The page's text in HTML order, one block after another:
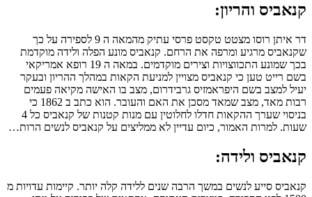
קנאביס והריון:
דר איתן רוסו מצטט טקסט פרסי עתיק מהמאה ה 9 לספירה על כך
שקנאביס מרגיע ומרפה את הרחם. קנאביס מונע הפלה ולידה מוקדמת
בכך שמונע התכווצויות וצירים מוקדמים. במאה ה 19 רופא אמריקאי
בשם רייט טען כי קנאביס מצויין למניעת הקאות במהלך ההריון ובעקר
יעיל למצב בשם היפראמזיס גרבידרום, מצב בו האישה מקיאה פעמים
רבות מאד, מצב שמאד מסכן את האם והעובר. הוא כתב ב 1862 כי
בניסוי שערך ההקאות חדלו לחלוטין עם מנות קטנות של קנאביס כל 4
שעות. למרות האמור, כיום עדיין לא ממליצים על קנאביס לנשים הרות…
קנאביס ולידה:
קנאביס סייע לנשים במשך הרבה שנים ללידה קלה יותר. קיימות עדויות מ